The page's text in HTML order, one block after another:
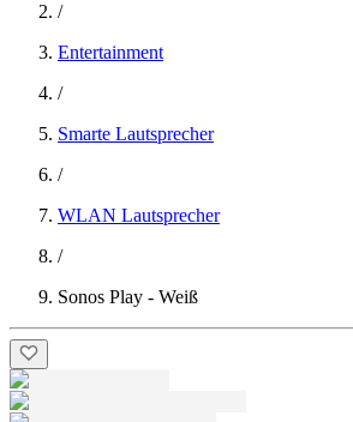
/
Entertainment
/
Smarte Lautsprecher
/
WLAN Lautsprecher
/
Sonos Play - Weiß